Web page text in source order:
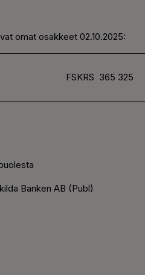
omat osakkeet 02.10.2025:
FSKRS 365 325
Banken AB (Publ)